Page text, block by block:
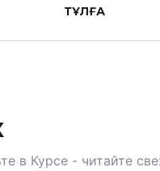
ТҰЛҒА
в Курсе - читайте